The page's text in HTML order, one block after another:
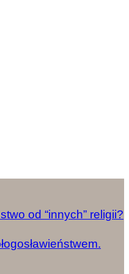
od “innych” religii?